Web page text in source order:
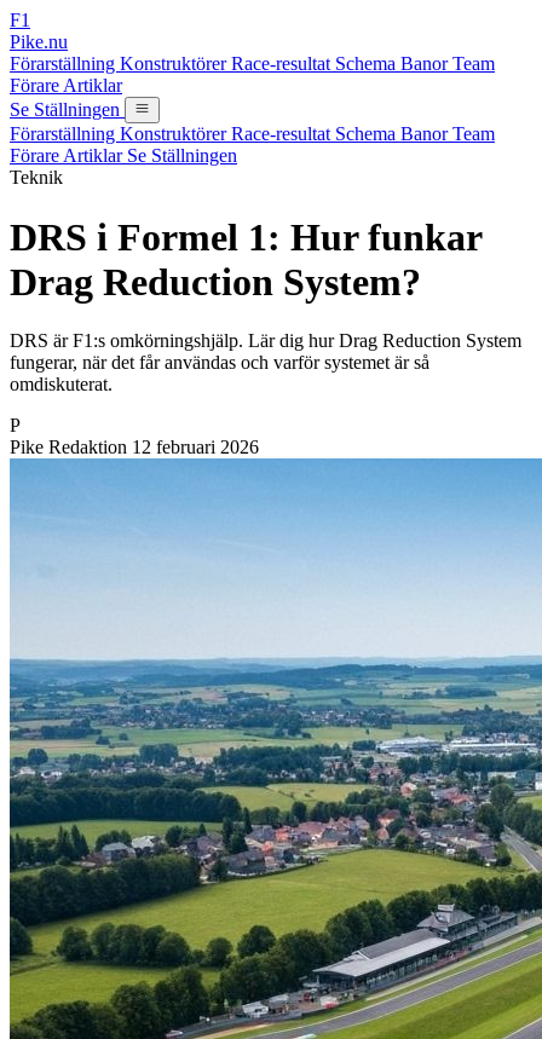
F1
Pike.nu
Förarställning KonstruktörerRace-resultat Schema BanorTeam
Förare Artiklar
Se Ställningen
Förarställning KonstruktörerRace-resultat Schema BanorTeam
Förare Artiklar Se Ställningen
Teknik
DRS i Formel 1: Hur funkar
Drag Reduction System?
DRS är F1:s omkörningshjälp. Lär dig hur Drag Reduction System
fungerar, när det får användas och varför systemet är så
omdiskuterat.
P
Pike Redaktion 12 februari 2026